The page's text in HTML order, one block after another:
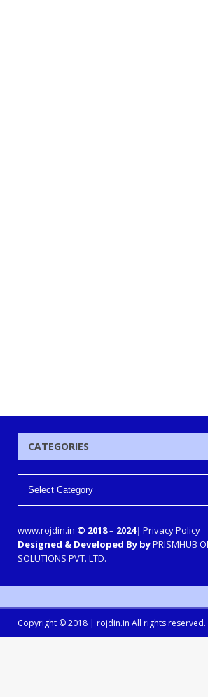
CATEGORIES
www.rojdin.in © 2018– 2024| Privacy Policy
Designed & Developed By byPRISMHUB
SOLUTIONS PVT. LTD.
Copyright © 2018 | rojdin.in All rights